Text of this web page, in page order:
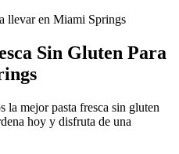
llevar en Miami Springs
Sin Gluten Para
la mejor pasta fresca sin gluten
hoy y disfruta de una